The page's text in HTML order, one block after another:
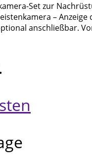
Set zur
–
anschließbar.